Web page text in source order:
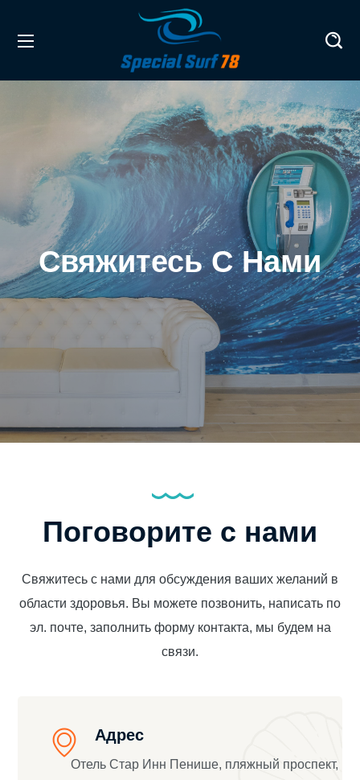
Свяжитесь С Нами
Поговорите с нами
Свяжитесь с нами для обсуждения ваших желаний в
области здоровья. Вы можете позвонить, написать по
эл. почте, заполнить форму контакта, мы будем на
связи.
Адрес
Отель Стар Инн Пенише, пляжный проспект,